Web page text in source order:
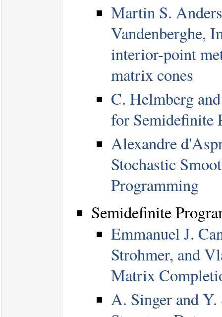
Martin S.
Vandenberghe,
interior-point
matrix cones
C. Helmberg
for Semidefinite
Alexandre
Stochastic
Programming
Semidefinite
Emmanuel J.
Strohmer, and
Matrix
A. Singer and